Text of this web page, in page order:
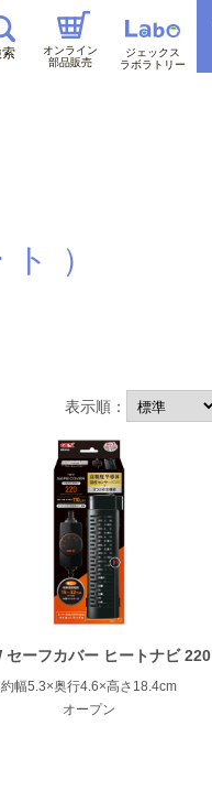
オンライン
部品販売
ジェックス
ラボラトリー
）
表示順：
セーフカバー ヒートナビ 220
約幅5.3×奥行4.6×高さ18.4cm
オープン